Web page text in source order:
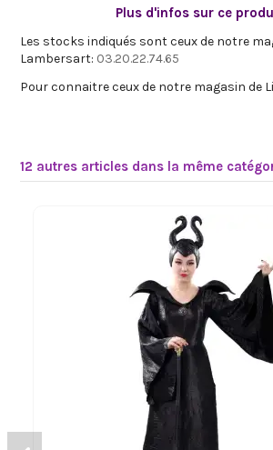
Plus d'infos sur ce
Les stocks indiqués sont ceux de notre
Lambersart: 03.20.22.74.65
Pour connaitre ceux de notre magasin de
12 autres articles dans la même